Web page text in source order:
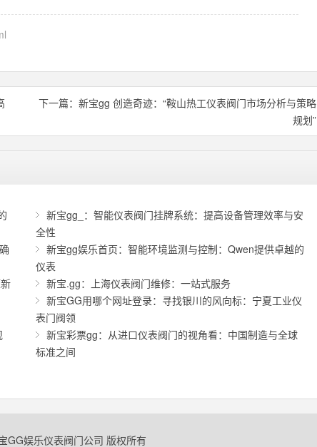
下一篇： 新宝gg 创造奇迹：“鞍山热工仪表阀门市场分析与策略
规划”
新宝gg_：智能仪表阀门挂牌系统：提高设备管理效率与安
全性
新宝gg娱乐首页：智能环境监测与控制：Qwen提供卓越的
仪表
新宝.gg：上海仪表阀门维修：一站式服务
新宝GG用哪个网址登录：寻找银川的风向标：宁夏工业仪
表门阀领
新宝彩票gg：从进口仪表阀门的视角看：中国制造与全球
标准之间
GG娱乐仪表阀门公司 版权所有